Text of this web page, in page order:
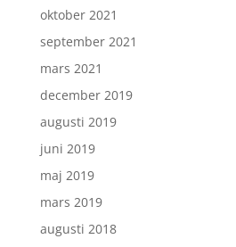
oktober 2021
september 2021
mars 2021
december 2019
augusti 2019
juni 2019
maj 2019
mars 2019
augusti 2018